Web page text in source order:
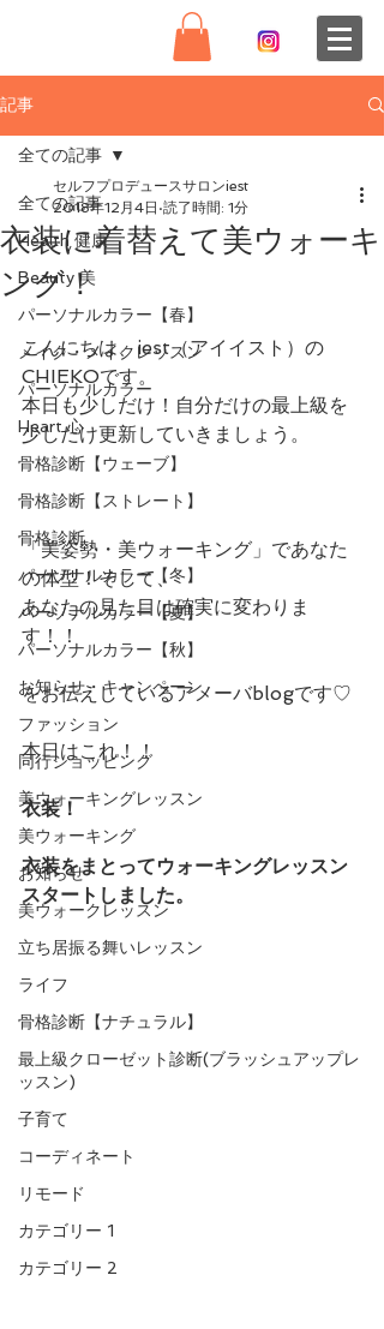
記事
全ての記事
Health 健康
Beauty 美
パーソナルカラー【春】
メイク・メイクレッスン
パーソナルカラー
Heart 心
骨格診断【ウェーブ】
骨格診断【ストレート】
骨格診断
パーソナルカラー【冬】
パーソナルカラー【夏】
パーソナルカラー【秋】
お知らせ・キャンペーン
ファッション
同行ショッピング
美ウォーキングレッスン
美ウォーキング
お知らせ
美ウォークレッスン
立ち居振る舞いレッスン
ライフ
骨格診断【ナチュラル】
最上級クローゼット診断(ブラッシュアップレ
ッスン)
子育て
コーディネート
リモード
カテゴリー 1
カテゴリー 2
全ての記事
衣装に着替えて美ウォーキ
ング！
セルフプロデュースサロンiest
2018年12月4日 読了時間: 1分
こんにちは、iest（アイイスト）の
CHIEKOです。
本日も少しだけ！自分だけの最上級を
少しだけ更新していきましょう。
「美姿勢・美ウォーキング」であなた
の体型！そして、
あなたの見た目は確実に変わりま
す！！
をお伝えしているアメーバblogです♡
本日はこれ！！
衣装！
衣装をまとってウォーキングレッスン
スタートしました。